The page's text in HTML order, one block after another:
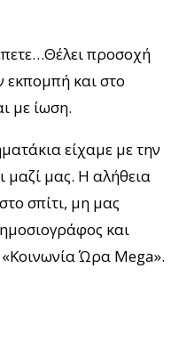
προσοχή
εκπομπή και στο
με ίωση.
είχαμε με την
μαζί μας. Η αλήθεια
σπίτι, μη μας
και
Ώρα Mega».